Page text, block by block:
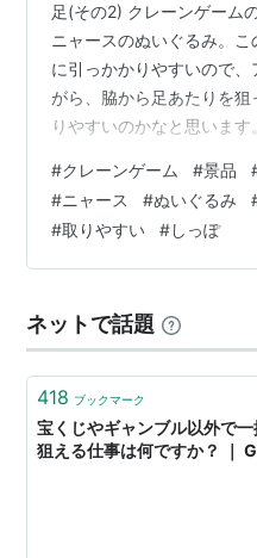
アローラ地方では野生化
われていたため、暗い色
データ
図鑑番号
全国図鑑
タイプ 通常 ノー
アローラのすがた
特性 通常特性 もの
足(その2) クレーンゲーム
ニャースのぬいぐるみ。
に引っかかりやすいので
がら、脇から足あたりを
りやすいのかなと思いま
方法もありかもしれません
#クレーンゲーム #景品
#ニャース #ぬいぐるみ
#取りやすい #しっぽ
ネットで話題
418 ブックマーク
宝くじやギャンブル以外で
狙える仕事は何ですか？ ｜